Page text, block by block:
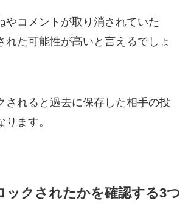
やコメントが取り消されていた
れた可能性が高いと言えるでしょ
されると過去に保存した相手の投
ます。
ックされたかを確認する3つ